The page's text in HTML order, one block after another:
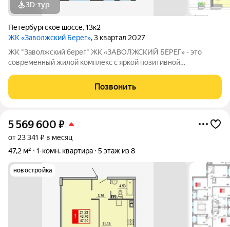
3D-тур
Петербургское шоссе,13к2
ЖК «Заволжский Берег», 3 квартал 2027
ЖК "Заволжский берег" ЖК «ЗАВОЛЖСКИЙ БЕРЕГ» - это
современный жилой комплекс с яркой позитивной
состоящий из пятнадцати 8-этажных секций, которые
образуют три полузамкнутых двора с раскрытием
Позвонить
5 569 600 ₽
от 23 341 ₽ в месяц
47,2 м²
1-комн. квартира 5 этаж из 8
новостройка